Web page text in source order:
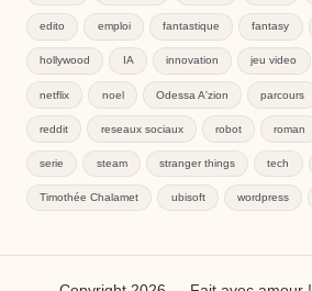
edito emploi fantastique fantasy
hollywood IA innovation jeu video
netflix noel Odessa A'zion parcours
reddit reseaux sociaux robot roman
serie steam stranger things tech
Timothée Chalamet ubisoft wordpress